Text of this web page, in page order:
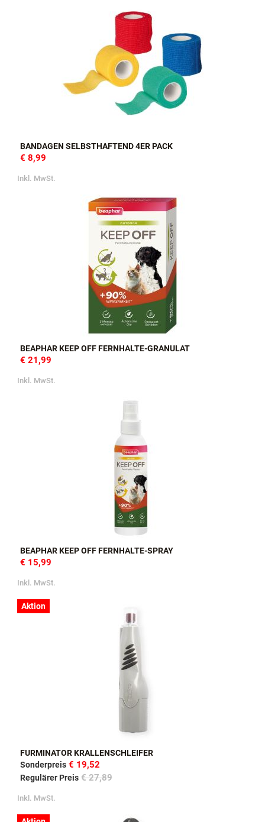
BANDAGEN SELBSTHAFTEND 4ER PACK
€ 8,99
Inkl. MwSt.
BEAPHAR KEEP OFF FERNHALTE-GRANULAT
€ 21,99
Inkl. MwSt.
BEAPHAR KEEP OFF FERNHALTE-SPRAY
€ 15,99
Inkl. MwSt.
Aktion
FURMINATOR KRALLENSCHLEIFER
Sonderpreis € 19,52
Regulärer Preis € 27,89
Inkl. MwSt.